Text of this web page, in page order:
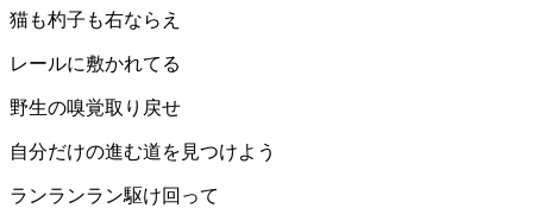
猫も杓子も右ならえ
レールに敷かれてる
野生の嗅覚取り戻せ
自分だけの進む道を見つけよう
ランランラン駆け回って